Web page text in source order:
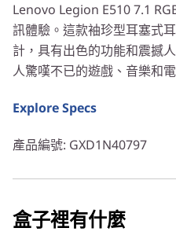
Lenovo Legion E510 7.1
訊體驗。這款袖珍型耳塞式
計，具有出色的功能和震撼
人驚嘆不已的遊戲、音樂和
Explore Specs
產品編號: GXD1N40797
盒子裡有什麼